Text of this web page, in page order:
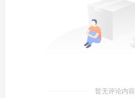
暂无评论内容